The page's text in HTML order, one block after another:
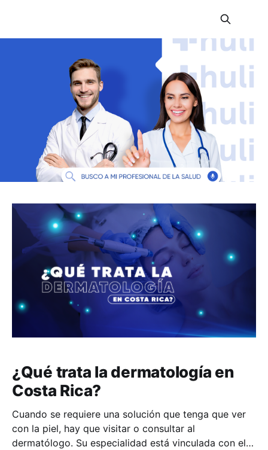
¿Qué trata la dermatología en
Costa Rica?
Cuando se requiere una solución que tenga que ver
con la piel, hay que visitar o consultar al
dermatólogo. Su especialidad está vinculada con el